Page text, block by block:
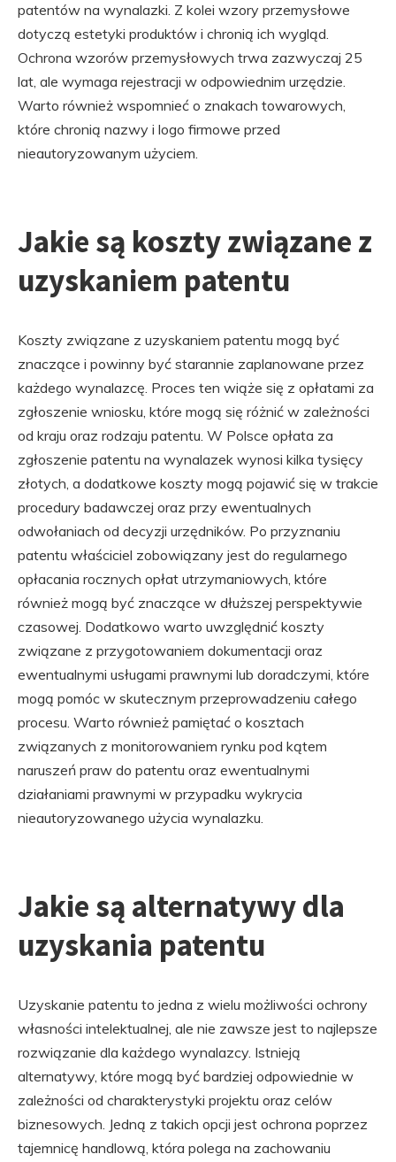
patentów na wynalazki. Z kolei wzory przemysłowe
dotyczą estetyki produktów i chronią ich wygląd.
Ochrona wzorów przemysłowych trwa zazwyczaj 25
lat, ale wymaga rejestracji w odpowiednim urzędzie.
Warto również wspomnieć o znakach towarowych,
które chronią nazwy i logo firmowe przed
nieautoryzowanym użyciem.
Jakie są koszty związane z
uzyskaniem patentu
Koszty związane z uzyskaniem patentu mogą być
znaczące i powinny być starannie zaplanowane przez
każdego wynalazcę. Proces ten wiąże się z opłatami za
zgłoszenie wniosku, które mogą się różnić w zależności
od kraju oraz rodzaju patentu. W Polsce opłata za
zgłoszenie patentu na wynalazek wynosi kilka tysięcy
złotych, a dodatkowe koszty mogą pojawić się w trakcie
procedury badawczej oraz przy ewentualnych
odwołaniach od decyzji urzędników. Po przyznaniu
patentu właściciel zobowiązany jest do regularnego
opłacania rocznych opłat utrzymaniowych, które
również mogą być znaczące w dłuższej perspektywie
czasowej. Dodatkowo warto uwzględnić koszty
związane z przygotowaniem dokumentacji oraz
ewentualnymi usługami prawnymi lub doradczymi, które
mogą pomóc w skutecznym przeprowadzeniu całego
procesu. Warto również pamiętać o kosztach
związanych z monitorowaniem rynku pod kątem
naruszeń praw do patentu oraz ewentualnymi
działaniami prawnymi w przypadku wykrycia
nieautoryzowanego użycia wynalazku.
Jakie są alternatywy dla
uzyskania patentu
Uzyskanie patentu to jedna z wielu możliwości ochrony
własności intelektualnej, ale nie zawsze jest to najlepsze
rozwiązanie dla każdego wynalazcy. Istnieją
alternatywy, które mogą być bardziej odpowiednie w
zależności od charakterystyki projektu oraz celów
biznesowych. Jedną z takich opcji jest ochrona poprzez
tajemnicę handlową, która polega na zachowaniu